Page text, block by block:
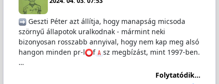
️ Geszti Péter azt állítja, hogy manapság micsoda
szörnyű állapotok uralkodnak - mármint neki
bizonyosan rosszabb annyival, hogy nem kap meg alsó
hangon minden pr-l
️f
️sz megbízást, mint 1997-ben.
…
Folytatódik...